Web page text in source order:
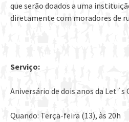
que serão doados a uma
diretamente com moradores de
Serviço:
Aniversário de dois anos da Let´s
Quando: Terça-feira (13), às 20h